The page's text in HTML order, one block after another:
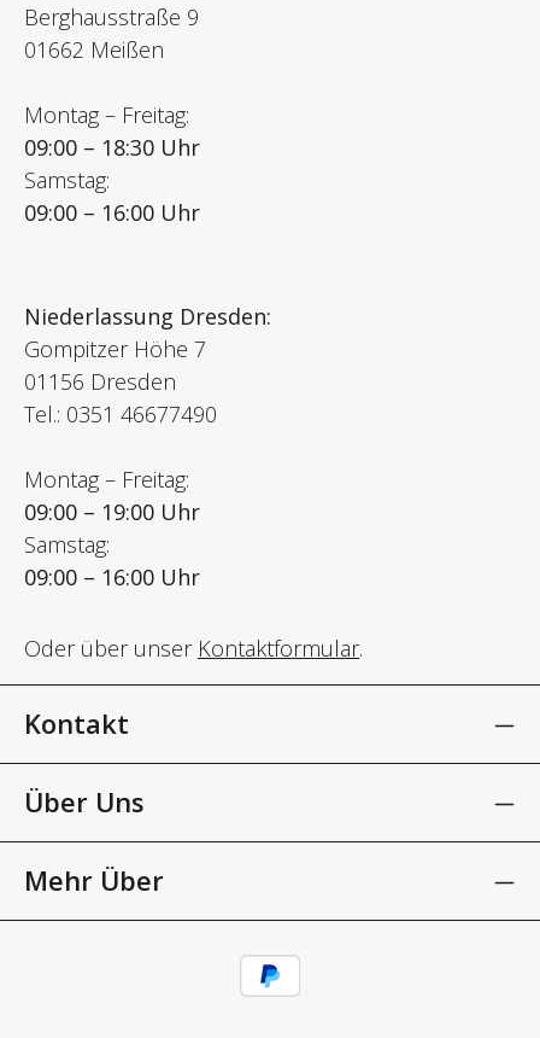
Berghausstraße 9
01662 Meißen
Montag – Freitag:
09:00 – 18:30 Uhr
Samstag:
09:00 – 16:00 Uhr
Niederlassung Dresden:
Gompitzer Höhe 7
01156 Dresden
Tel.: 0351 46677490
Montag – Freitag:
09:00 – 19:00 Uhr
Samstag:
09:00 – 16:00 Uhr
Oder über unser Kontaktformular.
Kontakt
Über Uns
Mehr Über